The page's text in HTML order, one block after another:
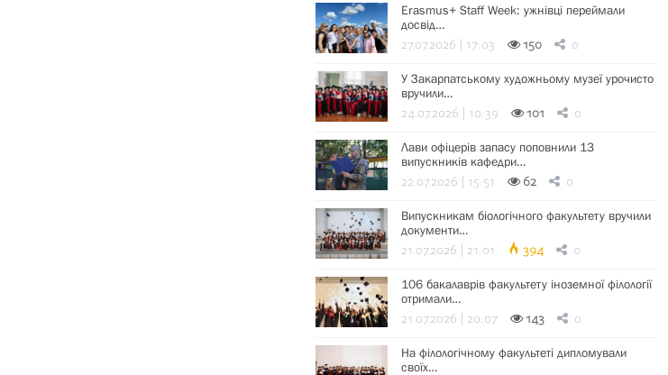
Erasmus+ Staff Week: ужнівці переймали
досвід…
27.07.2026 | 17:03 150 0
У Закарпатському художньому музеї урочисто
вручили…
24.07.2026 | 10:39 101 0
Лави офіцерів запасу поповнили 13
випускників кафедри…
22.07.2026 | 15:51 62 0
Випускникам біологічного факультету вручили
документи…
21.07.2026 | 21:01 394 0
106 бакалаврів факультету іноземної філології
отримали…
21.07.2026 | 20:07 143 0
На філологічному факультеті дипломували
своїх…